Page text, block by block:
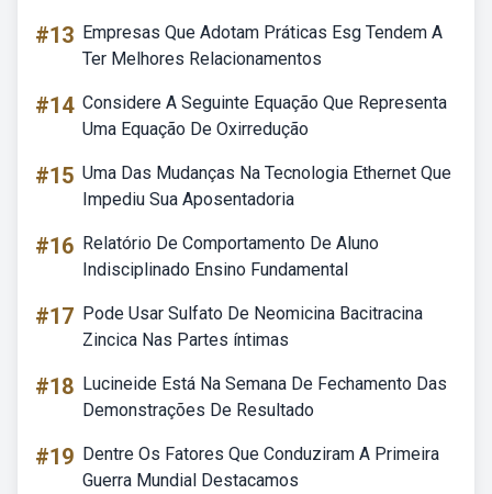
#13 Empresas Que Adotam Práticas Esg Tendem A
Ter Melhores Relacionamentos
#14 Considere A Seguinte Equação Que Representa
Uma Equação De Oxirredução
#15 Uma Das Mudanças Na Tecnologia Ethernet Que
Impediu Sua Aposentadoria
#16 Relatório De Comportamento De Aluno
Indisciplinado Ensino Fundamental
#17 Pode Usar Sulfato De Neomicina Bacitracina
Zincica Nas Partes íntimas
#18 Lucineide Está Na Semana De Fechamento Das
Demonstrações De Resultado
#19 Dentre Os Fatores Que Conduziram A Primeira
Guerra Mundial Destacamos